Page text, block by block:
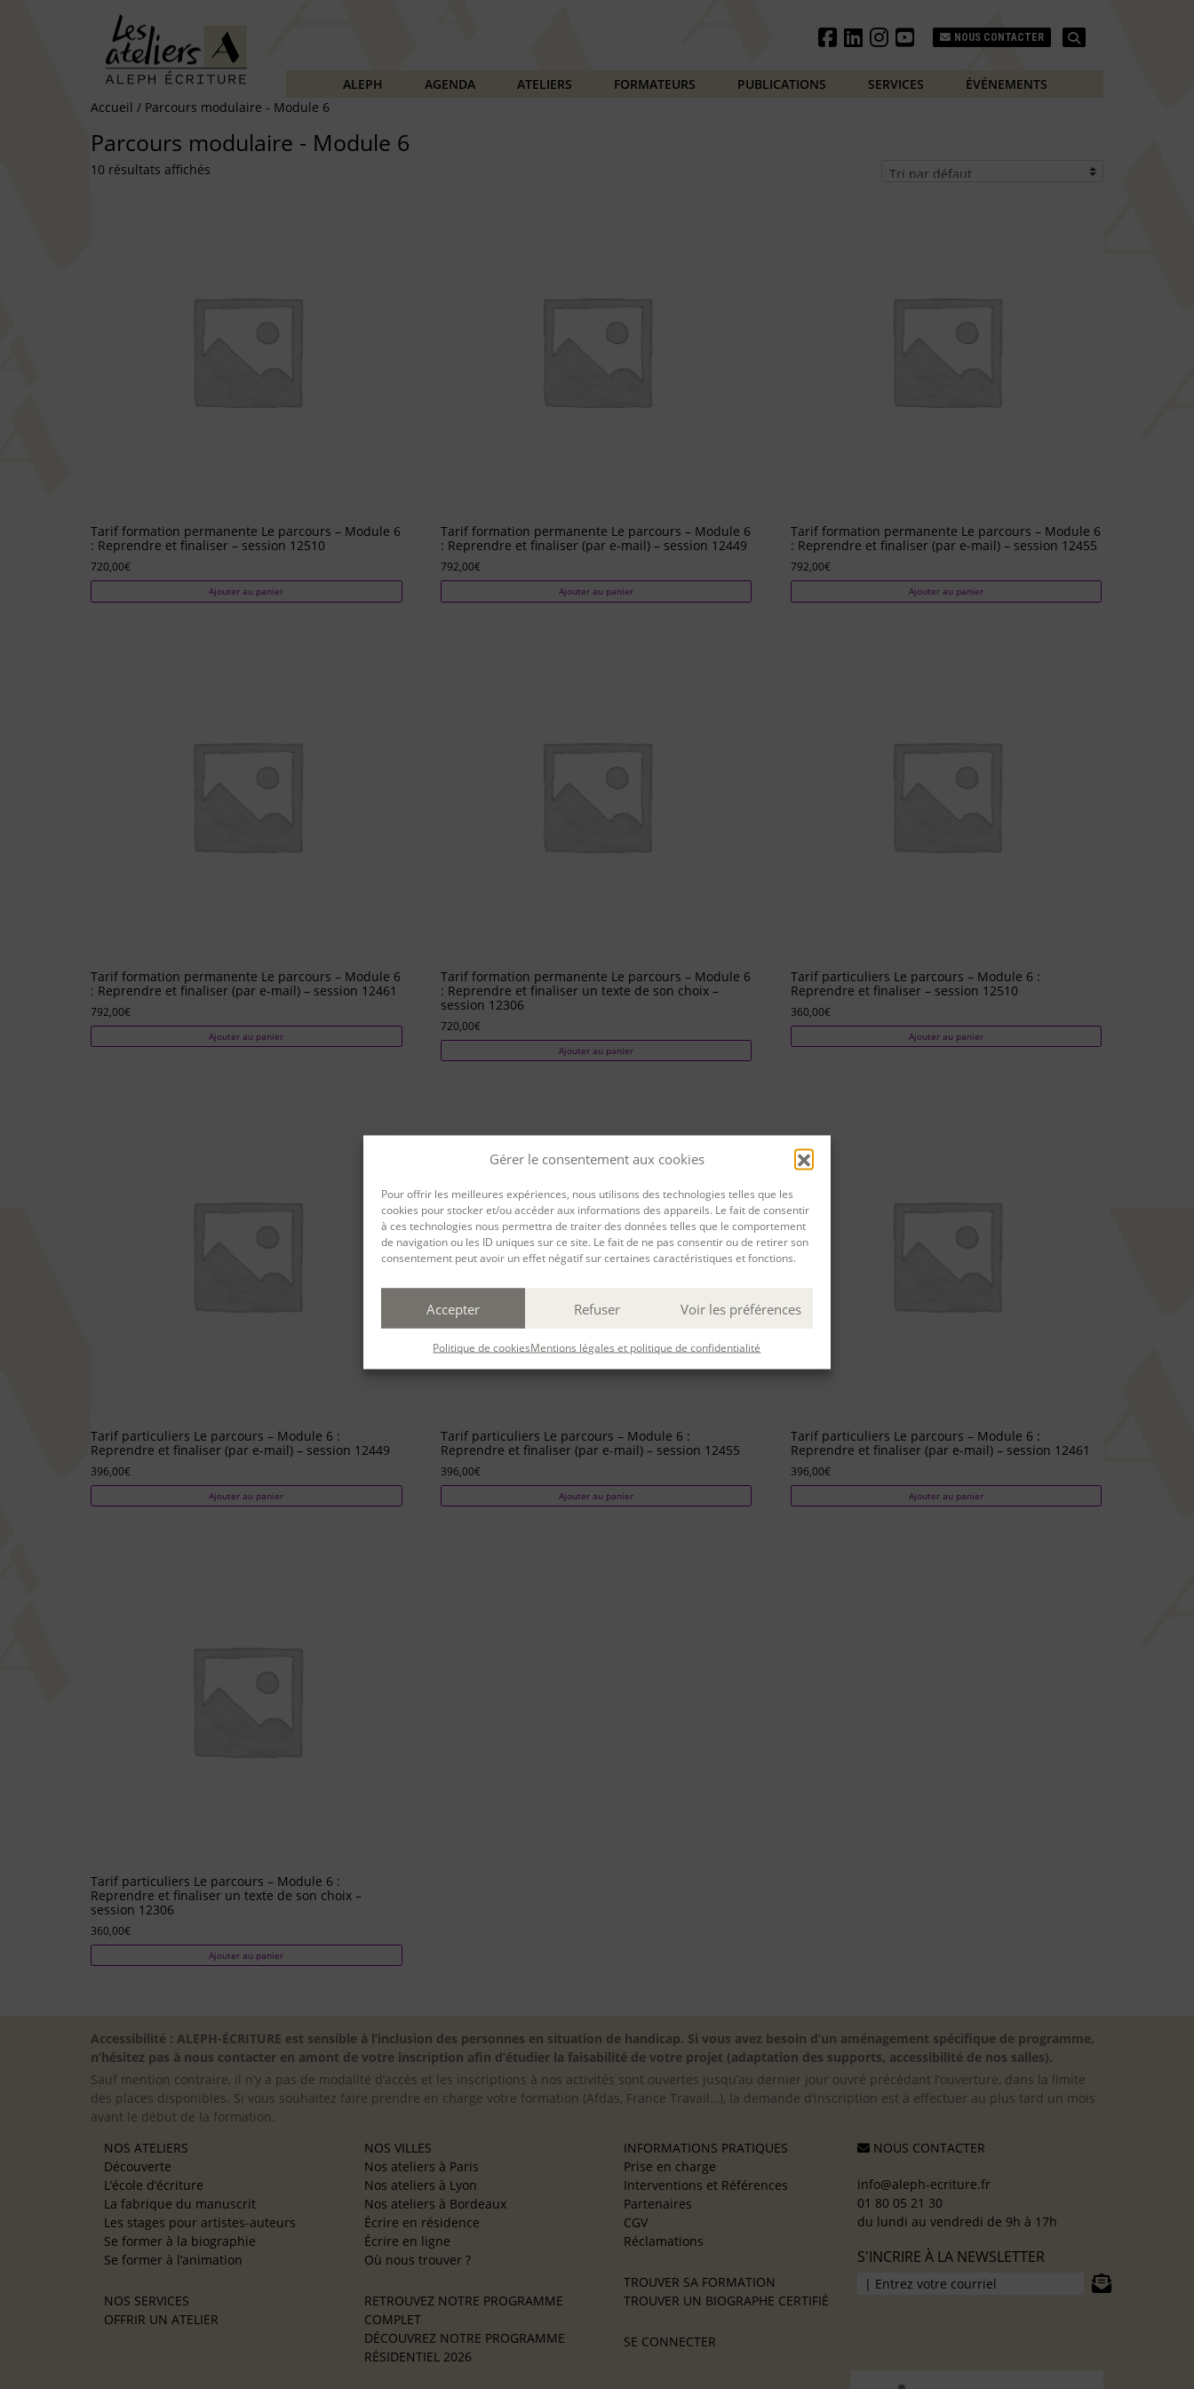
Gérer le consentement aux cookies
Pour offrir les meilleures expériences, nous utilisons des technologies telles que les
cookies pour stocker et/ou accéder aux informations des appareils. Le fait de consentir
à ces technologies nous permettra de traiter des données telles que le comportement
de navigation ou les ID uniques sur ce site. Le fait de ne pas consentir ou de retirer son
consentement peut avoir un effet négatif sur certaines caractéristiques et fonctions.
Accepter Refuser Voir les préférences
Politique de cookiesMentions légales et politique de confidentialité
NOUS CONTACTER
ALEPH AGENDA ATELIERS FORMATEURS PUBLICATIONS SERVICES
ÉVÉNEMENTS
Accueil / Parcours modulaire - Module 6
Parcours modulaire - Module 6
10 résultats affichés
Tarif formation permanente Le parcours – Module 6
: Reprendre et finaliser – session 12510
720,00€
Ajouter au panier
Tarif formation permanente Le parcours – Module 6
: Reprendre et finaliser (par e-mail) – session 12449
792,00€
Ajouter au panier
Tarif formation permanente Le parcours – Module 6
: Reprendre et finaliser (par e-mail) – session 12455
792,00€
Ajouter au panier
Tarif formation permanente Le parcours – Module 6
: Reprendre et finaliser (par e-mail) – session 12461
792,00€
Ajouter au panier
Tarif formation permanente Le parcours – Module 6
: Reprendre et finaliser un texte de son choix –
session 12306
720,00€
Ajouter au panier
Tarif particuliers Le parcours – Module 6 :
Reprendre et finaliser – session 12510
360,00€
Ajouter au panier
Tarif particuliers Le parcours – Module 6 :
Reprendre et finaliser (par e-mail) – session 12449
396,00€
Ajouter au panier
Tarif particuliers Le parcours – Module 6 :
Reprendre et finaliser (par e-mail) – session 12455
396,00€
Ajouter au panier
Tarif particuliers Le parcours – Module 6 :
Reprendre et finaliser (par e-mail) – session 12461
396,00€
Ajouter au panier
Tarif particuliers Le parcours – Module 6 :
Reprendre et finaliser un texte de son choix –
session 12306
360,00€
Ajouter au panier
Accessibilité : ALEPH-ÉCRITURE est sensible à l’inclusion des personnes en situation de handicap. Si vous avez besoin d’un aménagement spécifique de programme,
n’hésitez pas à nous contacter en amont de votre inscription afin d’étudier la faisabilité de votre projet (adaptation des supports, accessibilité de nos salles).
Sauf mention contraire, il n’y a pas de modalité d’accès et les inscriptions à nos activités sont ouvertes jusqu’au dernier jour ouvré précédant l’ouverture, dans la limite
des places disponibles. Si vous souhaitez faire prendre en charge votre formation (Afdas, France Travail…), la demande d’inscription est à effectuer au plus tard un mois
avant le début de la formation.
NOS ATELIERS
Découverte
L’école d’écriture
La fabrique du manuscrit
Les stages pour artistes-auteurs
Se former à la biographie
Se former à l’animation
NOS SERVICES
OFFRIR UN ATELIER
NOS VILLES
Nos ateliers à Paris
Nos ateliers à Lyon
Nos ateliers à Bordeaux
Écrire en résidence
Écrire en ligne
Où nous trouver ?
RETROUVEZ NOTRE PROGRAMME
COMPLET
DÉCOUVREZ NOTRE PROGRAMME
RÉSIDENTIEL 2026
INFORMATIONS PRATIQUES
Prise en charge
Interventions et Références
Partenaires
CGV
Réclamations
TROUVER SA FORMATION
TROUVER UN BIOGRAPHE CERTIFIÉ
SE CONNECTER
NOUS CONTACTER
info@aleph-ecriture.fr
01 80 05 21 30
du lundi au vendredi de 9h à 17h
S'INCRIRE À LA NEWSLETTER